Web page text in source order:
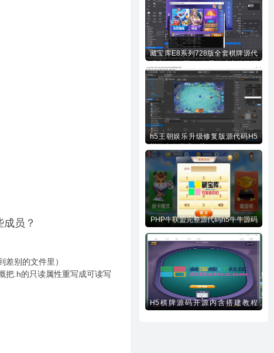
员？
别的文件里）
把.h的只读属性重写成可读写
藏宝库E8系列728版全套棋牌源代
码下载
h5王朝娱乐升级修复版源代码H5
PHP牛联盟完整源代码h5牛牛源码
H5棋牌源码开源内含搭建教程